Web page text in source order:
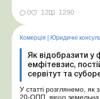
зробити вже зараз у
класифікації та до чого
році Державна служба
0 12 1290
Комерція Юридичні
Як відобразити у
емфітевзис,
сервітут та
У статті розглянемо,
20-ОПП, якщо земельна